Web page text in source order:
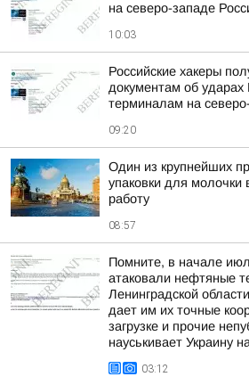
на северо-западе
10:03
Российские хакеры
документам об
терминалам на
09:20
Один из крупнейших
упаковки для молочки
работу
08:57
Помните, в начале
атаковали нефтяные
Ленинградской
дает им их точные
загрузке и прочие
науськивает Украину
03:12